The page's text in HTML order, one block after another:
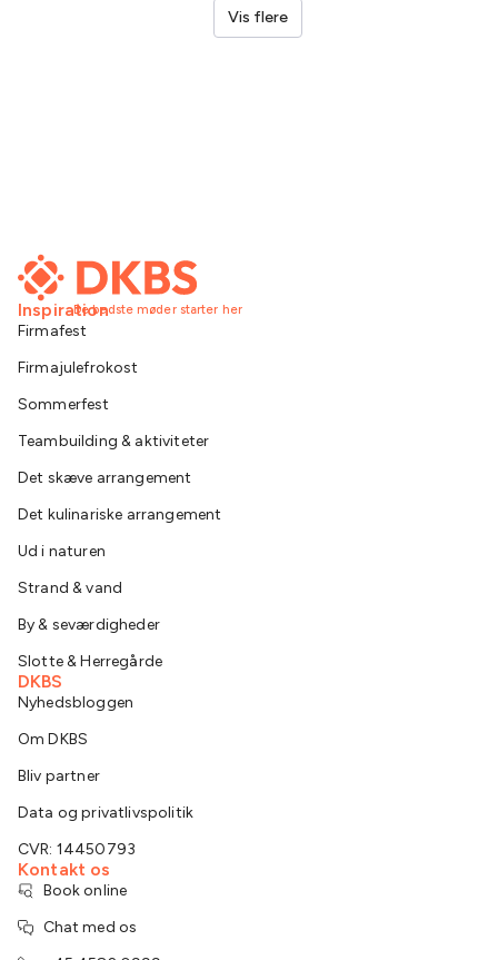
Vis flere
De bedste møder starter her
Inspiration
Firmafest
Firmajulefrokost
Sommerfest
Teambuilding & aktiviteter
Det skæve arrangement
Det kulinariske arrangement
Ud i naturen
Strand & vand
By & seværdigheder
Slotte & Herregårde
DKBS
Nyhedsbloggen
Om DKBS
Bliv partner
Data og privatlivspolitik
CVR: 14450793
Kontakt os
Book online
Chat med os